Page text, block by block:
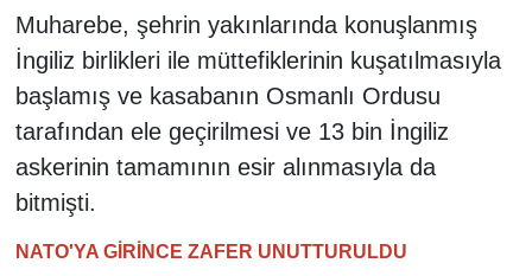
Muharebe, şehrin yakınlarında konuşlanmış
İngiliz birlikleri ile müttefiklerinin kuşatılmasıyla
başlamış ve kasabanın Osmanlı Ordusu
tarafından ele geçirilmesi ve 13 bin İngiliz
askerinin tamamının esir alınmasıyla da
bitmişti.
NATO'YA GİRİNCE ZAFER UNUTTURULDU